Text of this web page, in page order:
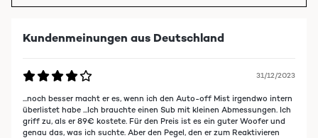
Kundenmeinungen aus Deutschland
31/12/2023
...noch besser macht er es, wenn ich den Auto-off Mist irgendwo intern
überlistet habe ...Ich brauchte einen Sub mit kleinen Abmessungen. Ich
griff zu, als er 89€ kostete. Für den Preis ist es ein guter Woofer und
genau das, was ich suchte. Aber den Pegel, den er zum Reaktivieren